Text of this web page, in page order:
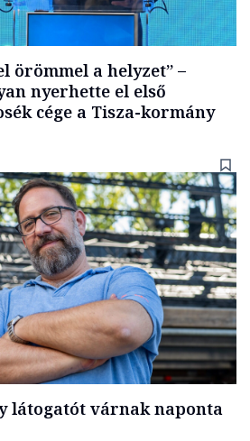
örömmel a helyzet” –
nyerhette el első
cége a Tisza-kormány
látogatót várnak naponta